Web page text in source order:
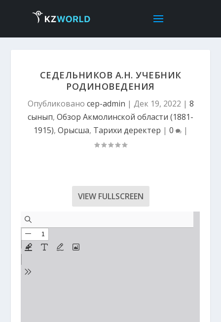
СЕДЕЛЬНИКОВ А.Н. УЧЕБНИК
РОДИНОВЕДЕНИЯ
Опубликовано cep-admin | Дек 19, 2022 | 8
сынып, Обзор Акмолинской области (1881-
1915), Орысша, Тарихи деректер | 0 |
VIEW FULLSCREEN